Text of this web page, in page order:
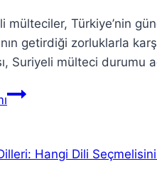
mülteciler, Türkiye’nin
getirdiği zorluklarla
Suriyeli mülteci durumu
Suriyeli
Sınır